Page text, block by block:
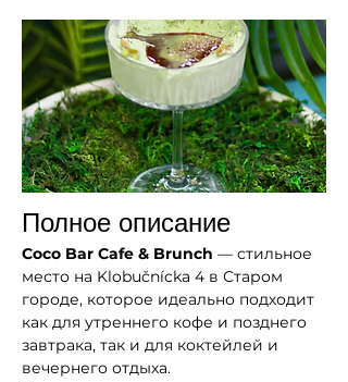
Полное описание
Coco Bar Cafe & Brunch — стильное
место на Klobučnícka 4 в Старом
городе, которое идеально подходит
как для утреннего кофе и позднего
завтрака, так и для коктейлей и
вечернего отдыха.